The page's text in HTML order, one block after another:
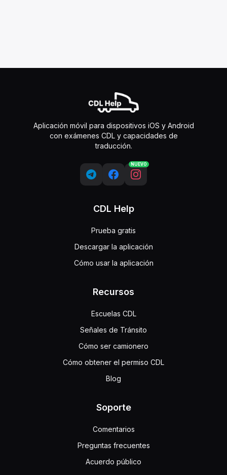
Aplicación móvil para dispositivos iOS y Android
con exámenes CDL y capacidades de
traducción.
NUEVO
CDL Help
Prueba gratis
Descargar la aplicación
Cómo usar la aplicación
Recursos
Escuelas CDL
Señales de Tránsito
Cómo ser camionero
Cómo obtener el permiso CDL
Blog
Soporte
Comentarios
Preguntas frecuentes
Acuerdo público